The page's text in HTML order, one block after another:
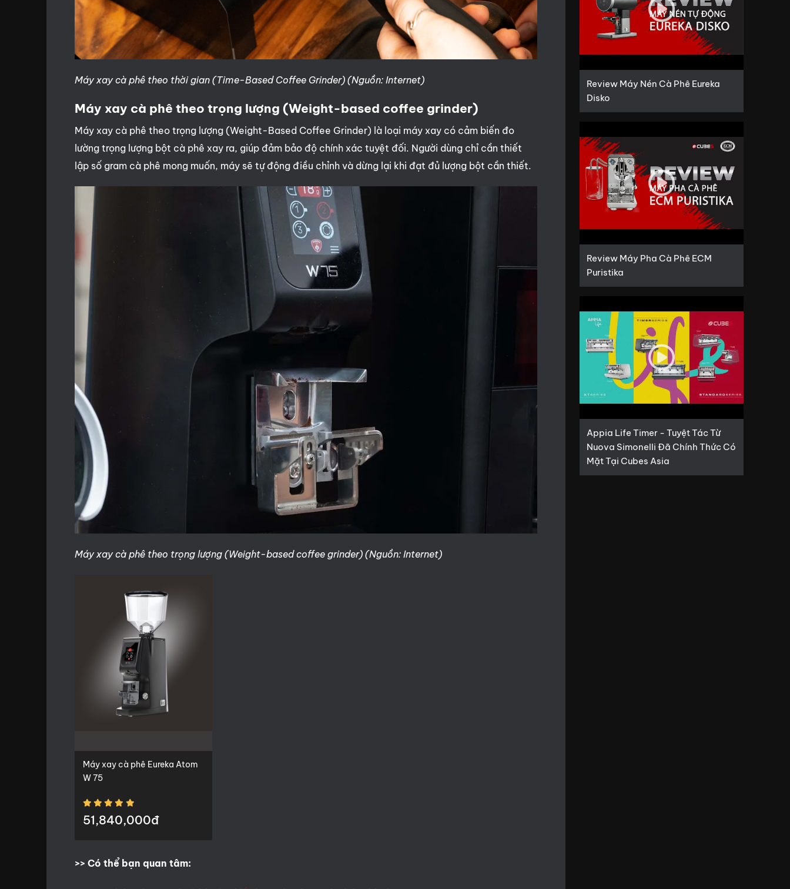
Máy xay cà phê theo thời gian (Time-Based Coffee Grinder) (Nguồn: Internet)
Máy xay cà phê theo trọng lượng (Weight-based coffee grinder)
Máy xay cà phê theo trọng lượng (Weight-Based Coffee Grinder) là loại máy xay có cảm biến đo
lường trọng lượng bột cà phê xay ra, giúp đảm bảo độ chính xác tuyệt đối. Người dùng chỉ cần thiết
lập số gram cà phê mong muốn, máy sẽ tự động điều chỉnh và dừng lại khi đạt đủ lượng bột cần thiết.
Máy xay cà phê theo trọng lượng (Weight-based coffee grinder) (Nguồn: Internet)
Máy xay cà phê Eureka Atom
W 75
51,840,000đ
>> Có thể bạn quan tâm:
Review Máy Nén Cà Phê Eureka
Disko
Review Máy Pha Cà Phê ECM
Puristika
Appia Life Timer - Tuyệt Tác Từ
Nuova Simonelli Đã Chính Thức Có
Mặt Tại Cubes Asia